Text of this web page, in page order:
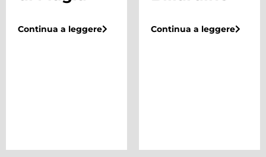
Continua a leggere Continua a leggere